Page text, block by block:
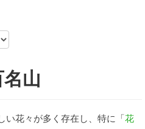
山
花々が多く存在し、特に「花